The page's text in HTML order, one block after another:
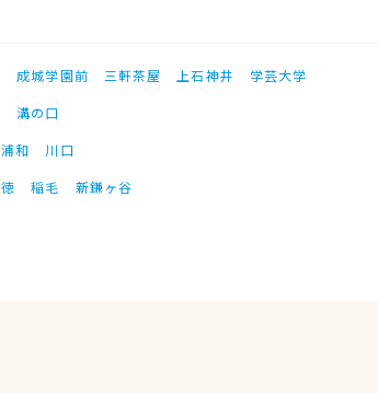
成城学園前 三軒茶屋 上石神井
学芸大学
溝の口
和
川口
稲毛 新鎌ヶ谷